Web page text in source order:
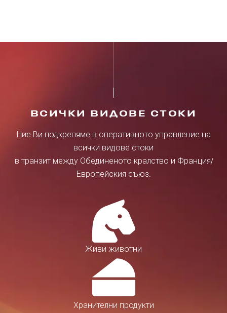
ВСИЧКИ ВИДОВЕ СТОКИ
Ние Ви подкрепяме в оперативното управление на
всички видове стоки
в транзит между Обединеното кралство и Франция/
Европейския съюз.
Живи животни
Хранителни продукти